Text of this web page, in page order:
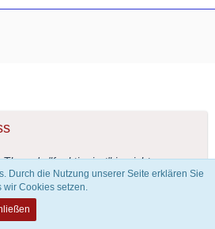
"funktioniert" ja nicht, zu
Durch die Nutzung unserer Seite erklären Sie
wir Cookies setzen.